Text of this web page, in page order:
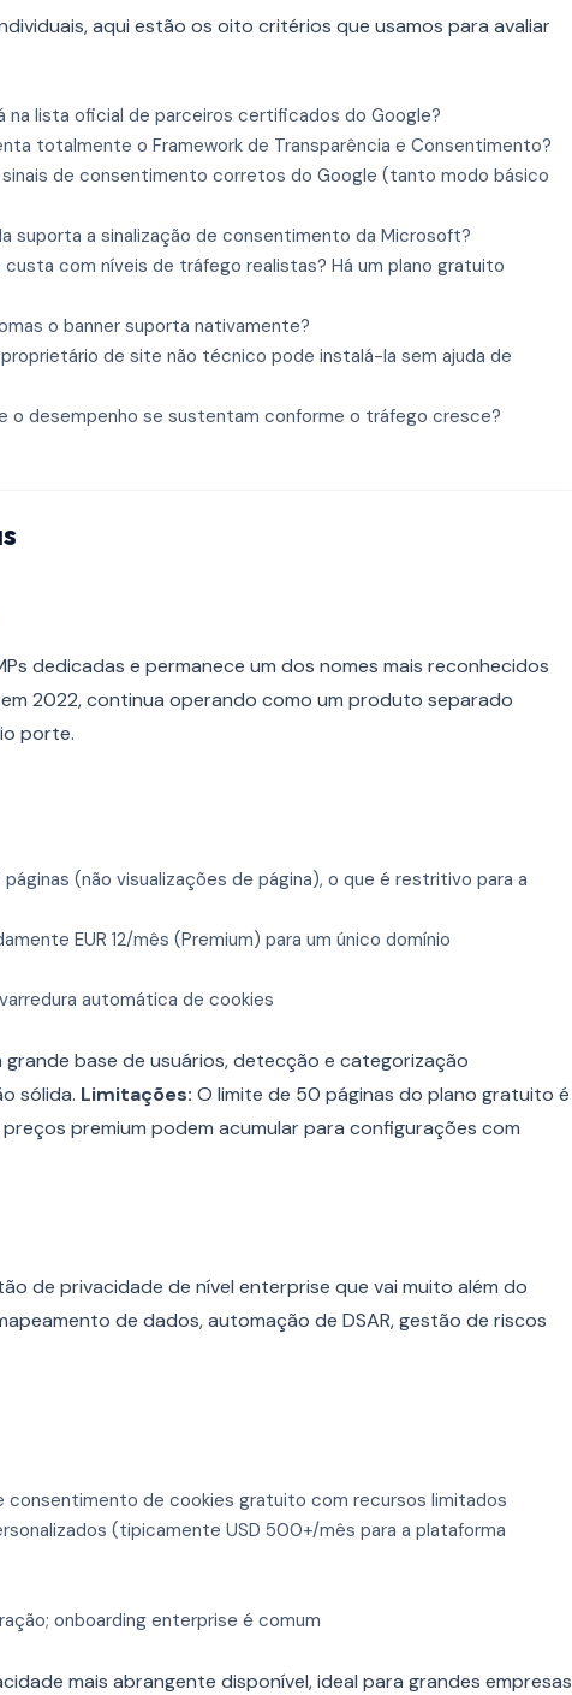
aqui estão os oito critérios que usamos para avaliar
na lista oficial de parceiros certificados do Google?
totalmente o Framework de Transparência e Consentimento?
sinais de consentimento corretos do Google (tanto modo básico
suporta a sinalização de consentimento da Microsoft?
com níveis de tráfego realistas? Há um plano gratuito
o banner suporta nativamente?
de site não técnico pode instalá-la sem ajuda de
o desempenho se sustentam conforme o tráfego cresce?
dedicadas e permanece um dos nomes mais reconhecidos
2022, continua operando como um produto separado
porte.
(não visualizações de página), o que é restritivo para a
EUR 12/mês (Premium) para um único domínio
automática de cookies
base de usuários, detecção e categorização
sólida. Limitações: O limite de 50 páginas do plano gratuito é
premium podem acumular para configurações com
de privacidade de nível enterprise que vai muito além do
de dados, automação de DSAR, gestão de riscos
consentimento de cookies gratuito com recursos limitados
(tipicamente USD 500+/mês para a plataforma
onboarding enterprise é comum
mais abrangente disponível, ideal para grandes empresas